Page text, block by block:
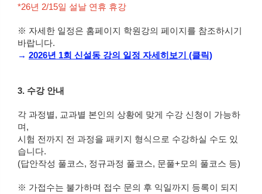
*26년 2/15일 설날 연휴 휴강
※ 자세한 일정은 홈페이지 학원강의 페이지를 참조하시기
바랍니다.
→ 2026년 1회 신설동 강의 일정 자세히보기 (클릭)
3. 수강 안내
각 과정별, 교과별 본인의 상황에 맞게 수강 신청이 가능하
며,
시험 전까지 전 과정을 패키지 형식으로 수강하실 수도 있
습니다.
(답안작성 풀코스, 정규과정 풀코스, 문풀+모의 풀코스 등)
※ 가접수는 불가하며 접수 문의 후 익일까지 등록이 되지